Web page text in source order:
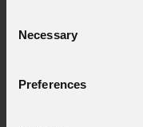
Selection
Necessary
Preferences